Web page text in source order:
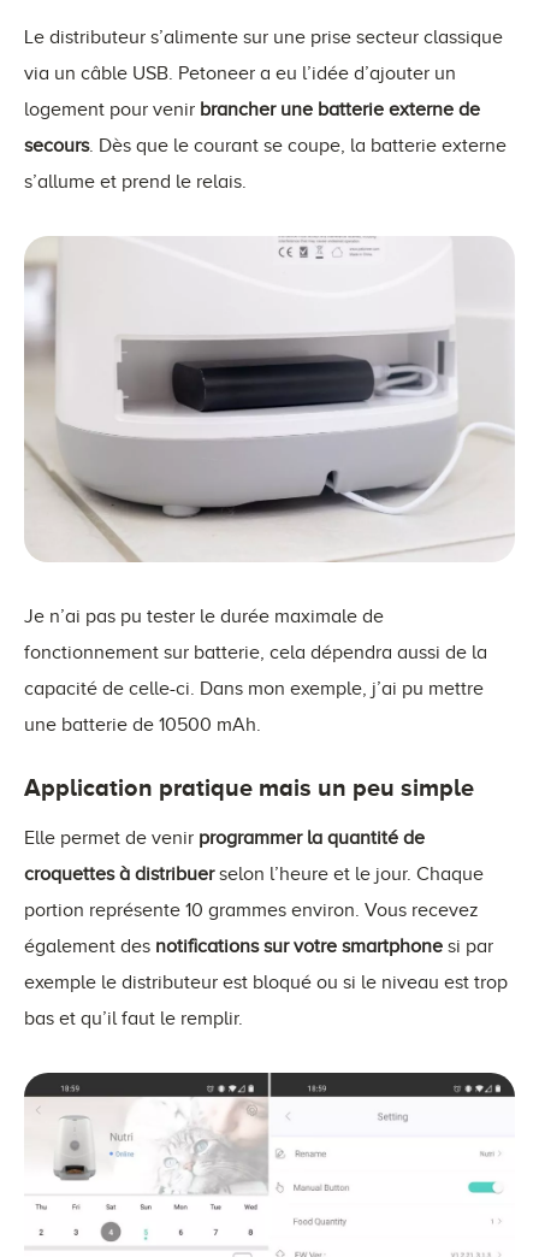
Le distributeur s’alimente sur une prise secteur classique
via un câble USB. Petoneer a eu l’idée d’ajouter un
logement pour venir brancher une batterie externe de
secours. Dès que le courant se coupe, la batterie externe
s’allume et prend le relais.
Je n’ai pas pu tester le durée maximale de
fonctionnement sur batterie, cela dépendra aussi de la
capacité de celle-ci. Dans mon exemple, j’ai pu mettre
une batterie de 10500 mAh.
Application pratique mais un peu simple
Elle permet de venir programmer la quantité de
croquettes à distribuerselon l’heure et le jour. Chaque
portion représente 10 grammes environ. Vous recevez
également des notifications sur votre smartphone si par
exemple le distributeur est bloqué ou si le niveau est trop
bas et qu’il faut le remplir.